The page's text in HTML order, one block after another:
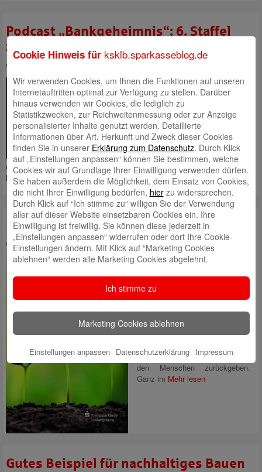
Podcast „Bankgeheimnis“: 6. Staffel
zum Thema Nachhaltigkeit
eingestellt von am 28. Januar 2025 um 11:09
Viele, insbesondere junge
Menschen erledigen ihre
Bankgeschäfte überwiegend
digital mit Apps von unterwegs
und zuhause aus. Um allen
Menschen weiterhin nah zu sein,
sie dort zu treffen, wo sie
unterwegs sind, bauen wir stetig unsere digitalen Kanäle aus. SeitMehr
lesen
Unser Engagement 2023 im Überblick!
eingestellt vonAngela Schauppam 6. August 2024 um 13:44
Erfolg verpflichtet! Und so ist es
für uns nach einem sehr
erfolgreichen Geschäftsjahr als
regional verankertes Kreditinstitut
selbstverständlich, dass wir
etwas von dem, was wir
erwirtschaften, dem Landkreis,
gemeinnützigen Vereinen und
den Menschen zurückgeben.
Ganz im Mehr lesen
Gutes Beispiel für nachhaltiges Bauen
Cookie Hinweis für ksklb.sparkasseblog.de
Wir verwenden Cookies, um Ihnen die Funktionen auf unseren
Internetauftritten optimal zur Verfügung zu stellen. Darüber
hinaus verwenden wir Cookies, die lediglich zu
Statistikzwecken, zur Reichweitenmessung oder zur Anzeige
personalisierter Inhalte genutzt werden. Detaillierte
Informationen über Art, Herkunft und Zweck dieser Cookies
finden Sie in unserer Erklärung zum Datenschutz. Durch Klick
auf „Einstellungen anpassen“ können Sie bestimmen, welche
Cookies wir auf Grundlage Ihrer Einwilligung verwenden dürfen.
Sie haben außerdem die Möglichkeit, dem Einsatz von Cookies,
die nicht Ihrer Einwilligung bedürfen, hierzu widersprechen.
Durch Klick auf “Ich stimme zu“ willigen Sie der Verwendung
aller auf dieser Website einsetzbaren Cookies ein. Ihre
Einwilligung ist freiwillig. Sie können diese jederzeit in
„Einstellungen anpassen“ widerrufen oder dort Ihre Cookie-
Einstellungen ändern. Mit Klick auf “Marketing Cookies
ablehnen“ werden alle Marketing Cookies abgelehnt.
Ich stimme zu
Marketing Cookies ablehnen
Einstellungen anpassen Datenschutzerklärung Impressum